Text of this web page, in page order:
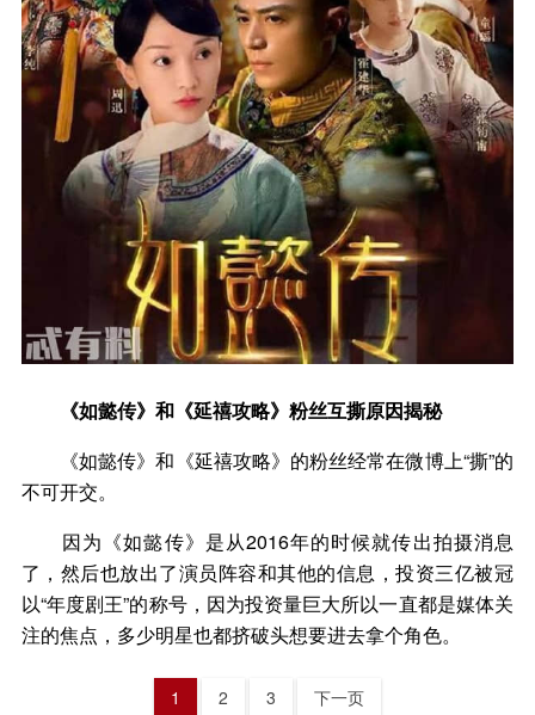
《如懿传》和《延禧攻略》粉丝互撕原因揭秘
《如懿传》和《延禧攻略》的粉丝经常在微博上“撕”的
不可开交。
因为《如懿传》是从2016年的时候就传出拍摄消息
了，然后也放出了演员阵容和其他的信息，投资三亿被冠
以“年度剧王”的称号，因为投资量巨大所以一直都是媒体关
注的焦点，多少明星也都挤破头想要进去拿个角色。
1 2 3 下一页